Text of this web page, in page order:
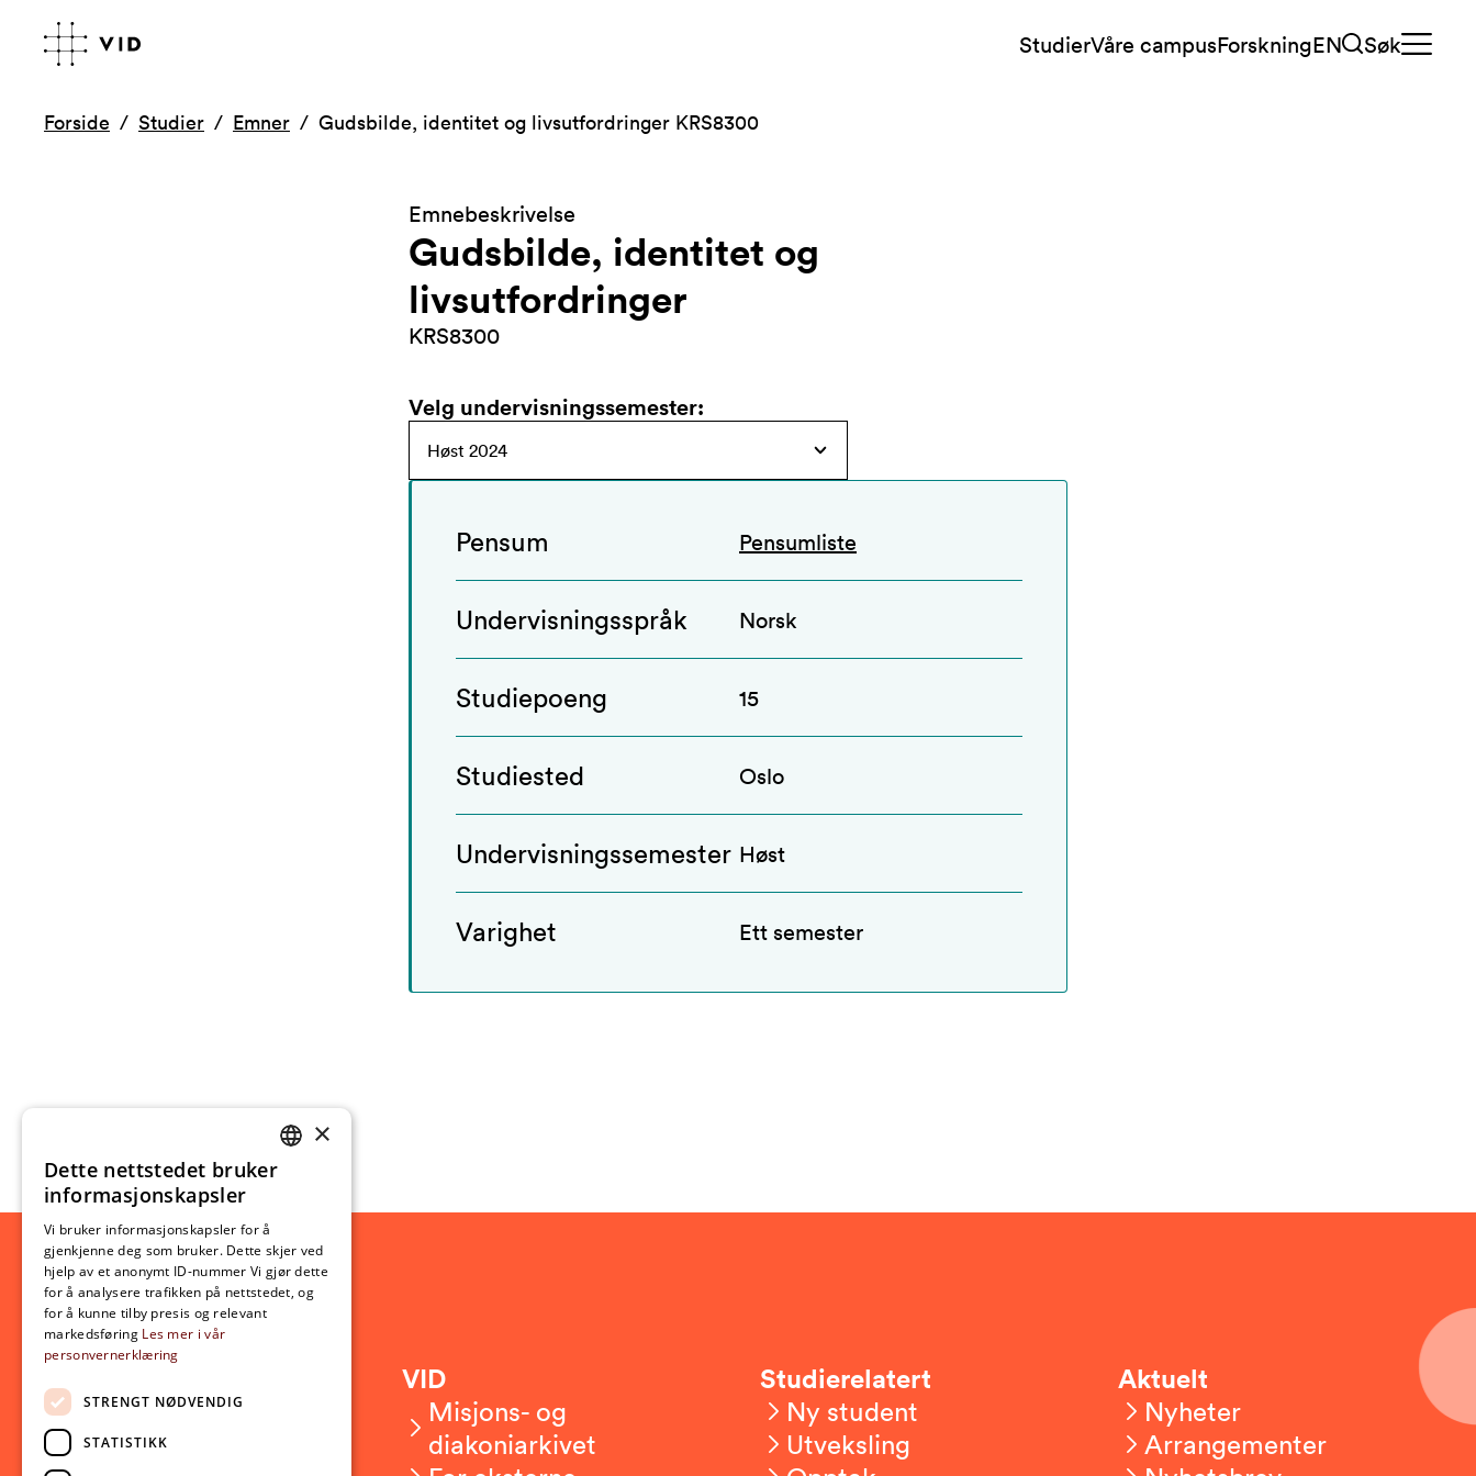
StudierVåre campusForskningEN Søk
Forside Studier Emner Gudsbilde, identitet og livsutfordringer KRS8300
Emnebeskrivelse
Gudsbilde, identitet og
livsutfordringer
KRS8300
Velg undervisningssemester:
Pensum Pensumliste
Undervisningsspråk Norsk
Studiepoeng 15
Studiested Oslo
Undervisningssemester Høst
Varighet Ett semester
Kontakt oss
Om VID
VID
Misjons- og
diakoniarkivet
Studierelatert
Ny student
Utveksling
Aktuelt
Nyheter
Arrangementer
NORWEGIAN
×
Dette nettstedet bruker
informasjonskapsler
Vi bruker informasjonskapsler for å
gjenkjenne deg som bruker. Dette skjer ved
hjelp av et anonymt ID-nummer Vi gjør dette
for å analysere trafikken på nettstedet, og
for å kunne tilby presis og relevant
markedsføring Les mer i vår
personvernerklæring
STRENGT NØDVENDIG
STATISTIKK